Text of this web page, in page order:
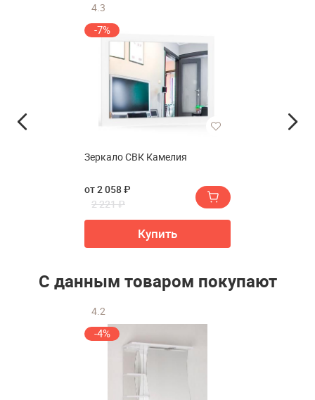
4.3
-7%
Зеркало СВК Камелия
от 2 058 ₽
2 221 ₽
Купить
С данным товаром покупают
4.2
-4%